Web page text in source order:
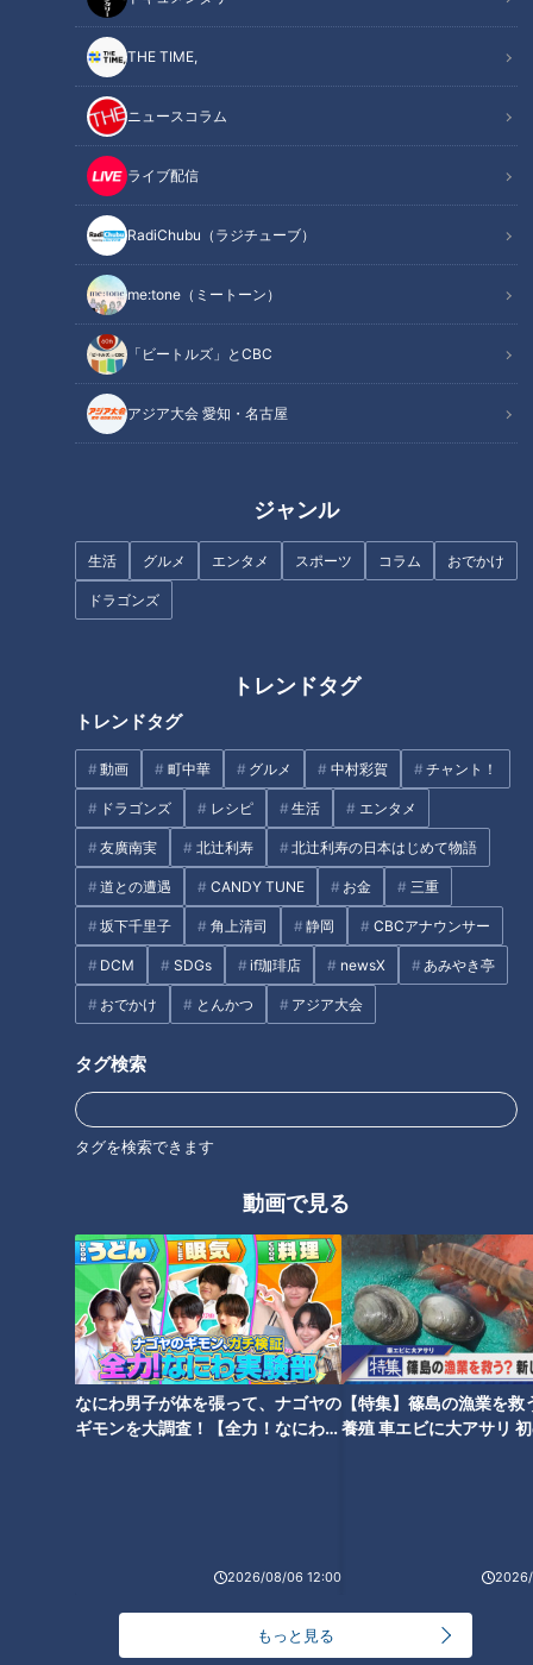
THE TIME,
ニュースコラム
ライブ配信
RadiChubu（ラジチューブ）
me:tone（ミートーン）
「ビートルズ」とCBC
アジア大会 愛知・名古屋
ジャンル
生活 グルメ エンタメ スポーツ コラム おでかけ
ドラゴンズ
トレンドタグ
トレンドタグ
動画 町中華 グルメ 中村彩賀 チャント！
ドラゴンズ レシピ 生活 エンタメ
友廣南実 北辻利寿 北辻利寿の日本はじめて物語
道との遭遇 CANDY TUNE お金 三重
坂下千里子 角上清司 静岡 CBCアナウンサー
DCM SDGs if珈琲店 newsX あみやき亭
おでかけ とんかつ アジア大会
タグ検索
タグを検索できます
動画で見る
なにわ男子が体を張って、ナゴヤの
ギモンを大調査！【全力！なにわ実
2026/08/06 12:00
【特集】篠島の漁業を救
養殖 車エビに大アサリ
もっと見る
この記事を見たあなたへのおすすめ
女性アナのランチが意外すぎ
る！？“頑張りすぎない”ごはん
術と働くママの知恵
放置自転車を一般市民が“取り締
まり”！？驚きのビジネスを追跡
取材
美容院にも値上げの波？ 節約
セルフカット術も紹介！
【掃除なんかやりたくな
【仕事の日】柳沢アナが自撮り
でお仕事の1日に密着！チャン
ト！、ナレ撮り、YouTube…地
方局アナウンサーのルーティン
漁師直伝の「アサリ料理」フル
コースを大公開！今が旬のアサ
リをもっとおいしく楽しむレシ
ピ＆長期保存方法を紹介
タグ
チャント！
オススメ関連コンテンツ
暑さの天敵「湿度」はペットボ
トルを凍らせて解決！？ エアコ
ンに頼らず涼をとる裏ワザ
師匠は“日本パン界の神様”！超
しっとりシナモンロール 人気
店が認めた感動パンをリレー形
式でご紹介！